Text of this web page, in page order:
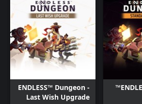
ENDLESS™ Dungeon -
Last Wish Upgrade